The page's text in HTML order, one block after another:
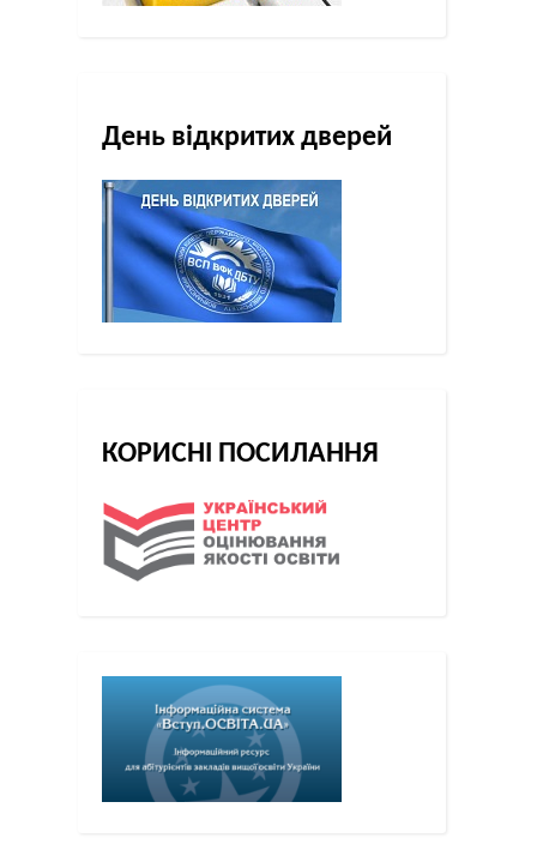
День відкритих дверей
КОРИСНІ ПОСИЛАННЯ